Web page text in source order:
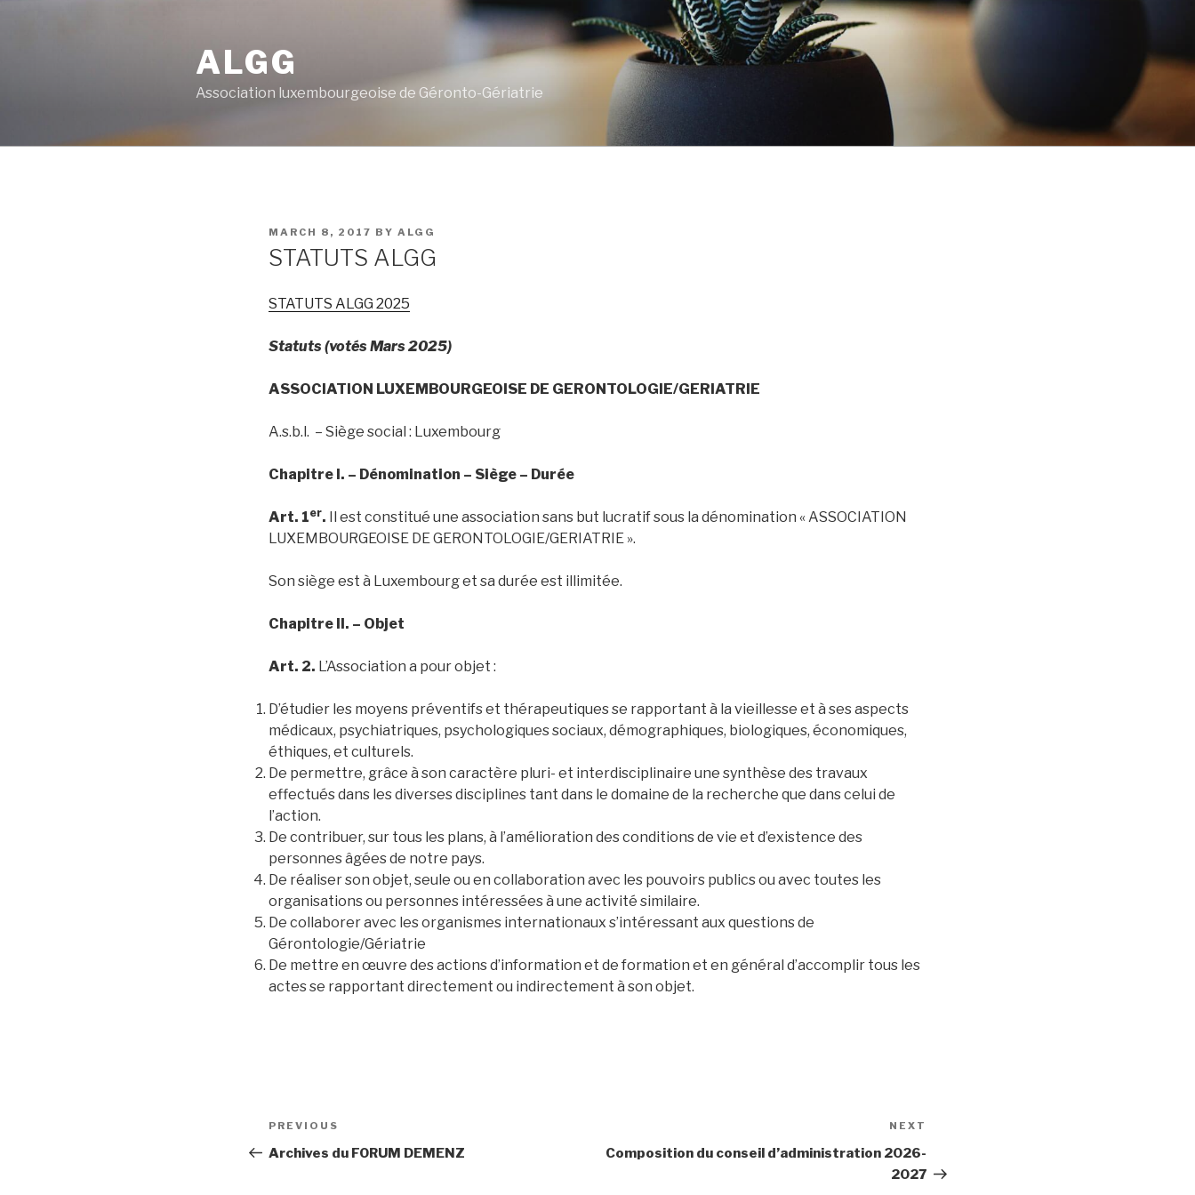
ALGG
Association luxembourgeoise de Géronto-Gériatrie
POSTED
MARCH 8, 2017 BY ALGG
STATUTS ALGG
STATUTS ALGG 2025
Statuts (votés Mars 2025)
ASSOCIATION LUXEMBOURGEOISE DE GERONTOLOGIE/GERIATRIE
A.s.b.l. – Siège social : Luxembourg
Chapitre I. – Dénomination – Siège – Durée
Art. 1er. Il est constitué une association sans but lucratif sous la dénomination « ASSOCIATION
LUXEMBOURGEOISE DE GERONTOLOGIE/GERIATRIE ».
Son siège est à Luxembourg et sa durée est illimitée.
Chapitre II. – Objet
Art. 2. L’Association a pour objet :
D’étudier les moyens préventifs et thérapeutiques se rapportant à la vieillesse et à ses aspects
médicaux, psychiatriques, psychologiques sociaux, démographiques, biologiques, économiques,
éthiques, et culturels.
De permettre, grâce à son caractère pluri- et interdisciplinaire une synthèse des travaux
effectués dans les diverses disciplines tant dans le domaine de la recherche que dans celui de
l’action.
De contribuer, sur tous les plans, à l’amélioration des conditions de vie et d’existence des
personnes âgées de notre pays.
De réaliser son objet, seule ou en collaboration avec les pouvoirs publics ou avec toutes les
organisations ou personnes intéressées à une activité similaire.
De collaborer avec les organismes internationaux s’intéressant aux questions de
Gérontologie/Gériatrie
De mettre en œuvre des actions d’information et de formation et en général d’accomplir tous les
actes se rapportant directement ou indirectement à son objet.
Post
navigation
Previous
Post
PREVIOUS
Archives du FORUM DEMENZ
NEXT
Composition du conseil d’administration 2026-
2027